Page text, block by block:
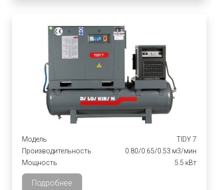
Модель
TIDY 7
Производительность
0.80/0.65/0.53 м3/мин
Мощность
5.5 кВт
Подробнее